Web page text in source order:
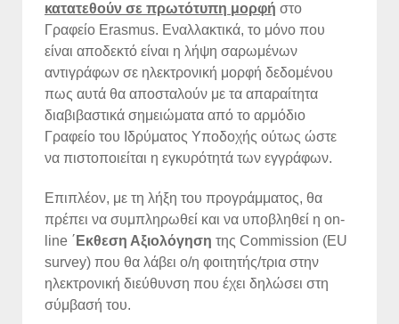
κατατεθούν σε πρωτότυπη μορφή στο
Γραφείο Erasmus. Εναλλακτικά, το μόνο που
είναι αποδεκτό είναι η λήψη σαρωμένων
αντιγράφων σε ηλεκτρονική μορφή δεδομένου
πως αυτά θα αποσταλούν με τα απαραίτητα
διαβιβαστικά σημειώματα από το αρμόδιο
Γραφείο του Ιδρύματος Υποδοχής ούτως ώστε
να πιστοποιείται η εγκυρότητά των εγγράφων.
Επιπλέον, με τη λήξη του προγράμματος, θα
πρέπει να συμπληρωθεί και να υποβληθεί η on-
line ΄ Εκθεση Αξιολόγηση της Commission (EU
survey) που θα λάβει ο/η φοιτητής/τρια στην
ηλεκτρονική διεύθυνση που έχει δηλώσει στη
σύμβασή του.